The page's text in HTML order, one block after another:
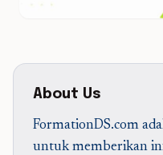
About Us
FormationDS.com
untuk memberikan